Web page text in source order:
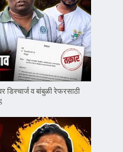
व बांबुळी रेफरसाठी